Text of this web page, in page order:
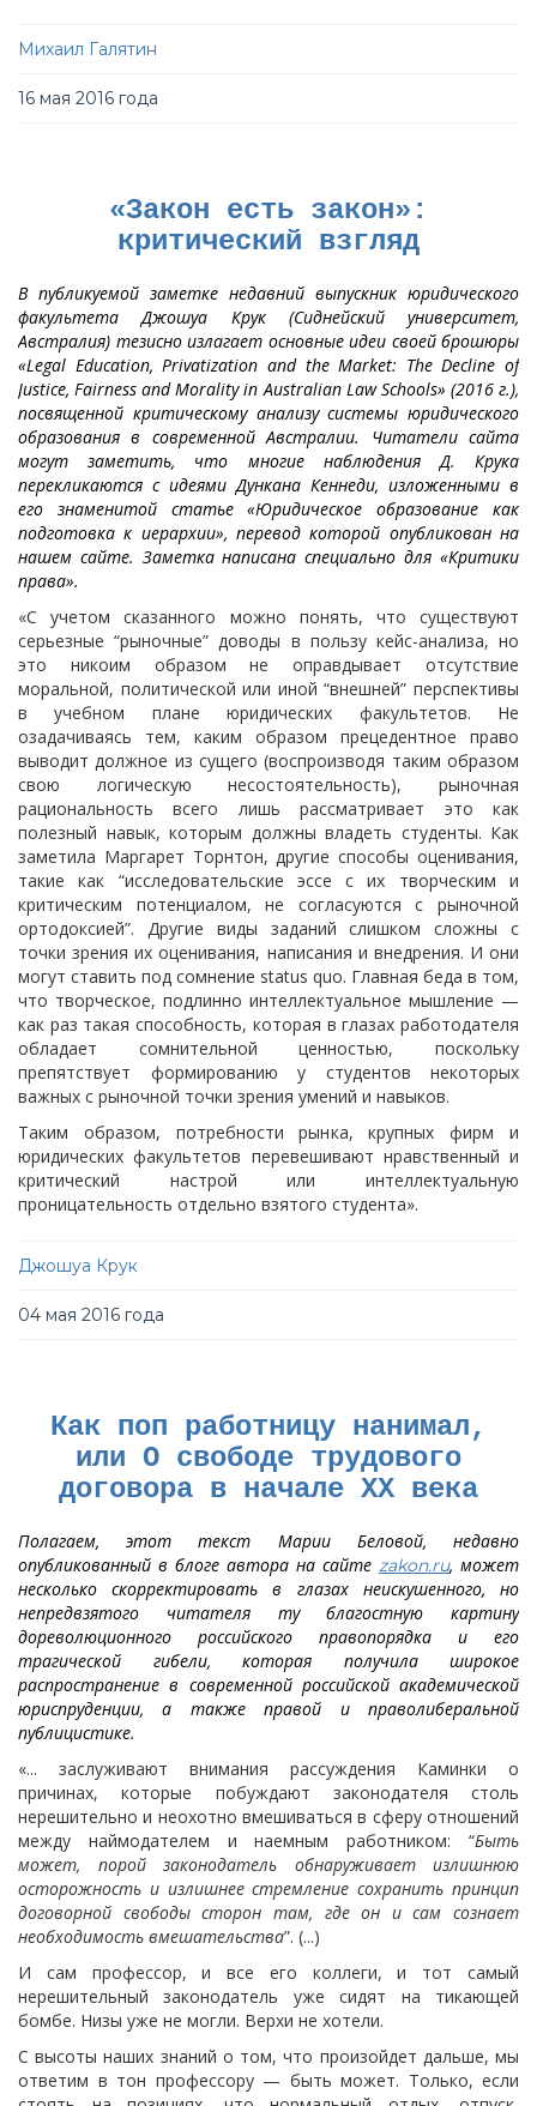
Михаил Галятин
16 мая 2016 года
«Закон есть закон»:
критический взгляд
В публикуемой заметке недавний выпускник юридического
факультета Джошуа Крук (Сиднейский университет,
Австралия) тезисно излагает основные идеи своей брошюры
«Legal Education, Privatization and the Market: The Decline of
Justice, Fairness and Morality in Australian Law Schools» (2016 г.),
посвященной критическому анализу системы юридического
образования в современной Австралии. Читатели сайта
могут заметить, что многие наблюдения Д. Крука
перекликаются с идеями Дункана Кеннеди, изложенными в
его знаменитой статье «Юридическое образование как
подготовка к иерархии», перевод которой опубликован на
нашем сайте. Заметка написана специально для «Критики
права».
«С учетом сказанного можно понять, что существуют
серьезные “рыночные” доводы в пользу кейс-анализа, но
это никоим образом не оправдывает отсутствие
моральной, политической или иной “внешней” перспективы
в учебном плане юридических факультетов. Не
озадачиваясь тем, каким образом прецедентное право
выводит должное из сущего (воспроизводя таким образом
свою логическую несостоятельность), рыночная
рациональность всего лишь рассматривает это как
полезный навык, которым должны владеть студенты. Как
заметила Маргарет Торнтон, другие способы оценивания,
такие как “исследовательские эссе с их творческим и
критическим потенциалом, не согласуются с рыночной
ортодоксией”. Другие виды заданий слишком сложны с
точки зрения их оценивания, написания и внедрения. И они
могут ставить под сомнение status quo. Главная беда в том,
что творческое, подлинно интеллектуальное мышление —
как раз такая способность, которая в глазах работодателя
обладает сомнительной ценностью, поскольку
препятствует формированию у студентов некоторых
важных с рыночной точки зрения умений и навыков.
Таким образом, потребности рынка, крупных фирм и
юридических факультетов перевешивают нравственный и
критический настрой или интеллектуальную
проницательность отдельно взятого студента».
Джошуа Крук
04 мая 2016 года
Как поп работницу нанимал,
или О свободе трудового
договора в начале XX века
Полагаем, этот текст Марии Беловой, недавно
опубликованный в блоге автора на сайте zakon.ru, может
несколько скорректировать в глазах неискушенного, но
непредвзятого читателя ту благостную картину
дореволюционного российского правопорядка и его
трагической гибели, которая получила широкое
распространение в современной российской академической
юриспруденции, а также правой и праволиберальной
публицистике.
«... заслуживают внимания рассуждения Каминки о
причинах, которые побуждают законодателя столь
нерешительно и неохотно вмешиваться в сферу отношений
между наймодателем и наемным работником: “Быть
может, порой законодатель обнаруживает излишнюю
осторожность и излишнее стремление сохранить принцип
договорной свободы сторон там, где он и сам сознает
необходимость вмешательства”. (...)
И сам профессор, и все его коллеги, и тот самый
нерешительный законодатель уже сидят на тикающей
бомбе. Низы уже не могли. Верхи не хотели.
С высоты наших знаний о том, что произойдет дальше, мы
ответим в тон профессору — быть может. Только, если